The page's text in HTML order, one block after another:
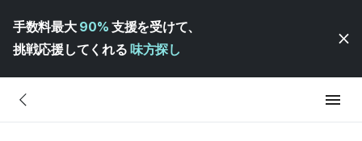
手数料最大 90% 支援を受けて、
挑戦応援してくれる 味方探し